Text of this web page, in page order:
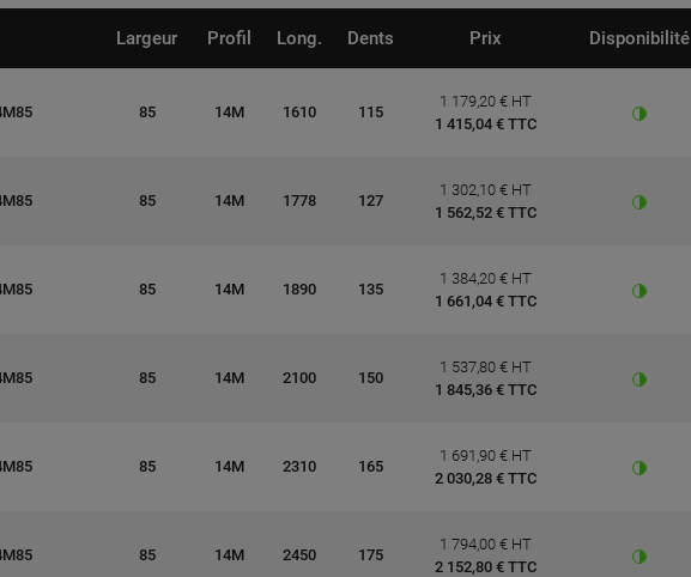
Largeur Profil Long. Dents Prix Disponibilité
85 14M 1610 115
1 179,20 € HT
1 415,04 € TTC
85 14M 1778 127
1 302,10 € HT
1 562,52 € TTC
85 14M 1890 135
1 384,20 € HT
1 661,04 € TTC
85 14M 2100 150
1 537,80 € HT
1 845,36 € TTC
85 14M 2310 165
1 691,90 € HT
2 030,28 € TTC
85 14M 2450 175
1 794,00 € HT
2 152,80 € TTC